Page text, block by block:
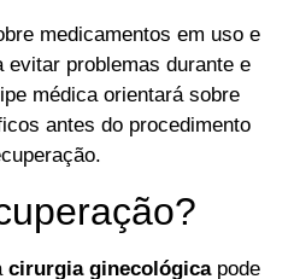
medicamentos em uso e
problemas durante e
médica orientará sobre
antes do procedimento
cirurgia ginecológicapode